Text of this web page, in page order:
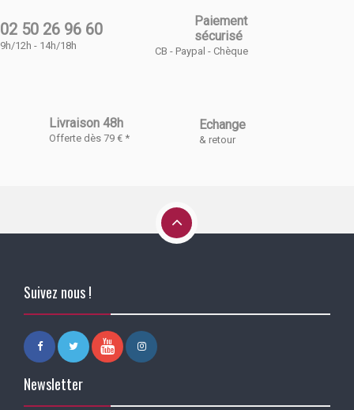
02 50 26 96 60
9h/12h - 14h/18h
Paiement
sécurisé
CB - Paypal - Chèque
Livraison 48h
Offerte dès 79 € *
Echange
& retour
Suivez nous !
Newsletter